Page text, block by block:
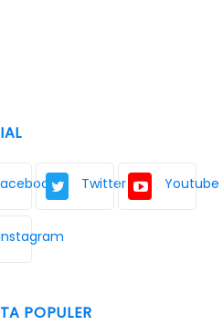
Twitter Youtube
POPULER